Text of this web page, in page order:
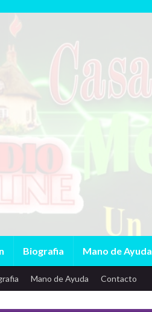
Biografia Mano de Ayuda
Mano de Ayuda Contacto